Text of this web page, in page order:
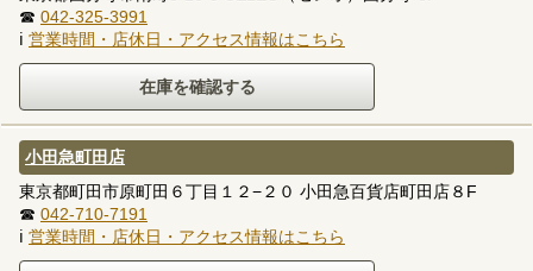
☎ 042-325-3991
ℹ 営業時間・店休日・アクセス情報はこちら
小田急町田店
東京都町田市原町田６丁目１２−２０ 小田急百貨店町田店８F
☎ 042-710-7191
ℹ 営業時間・店休日・アクセス情報はこちら